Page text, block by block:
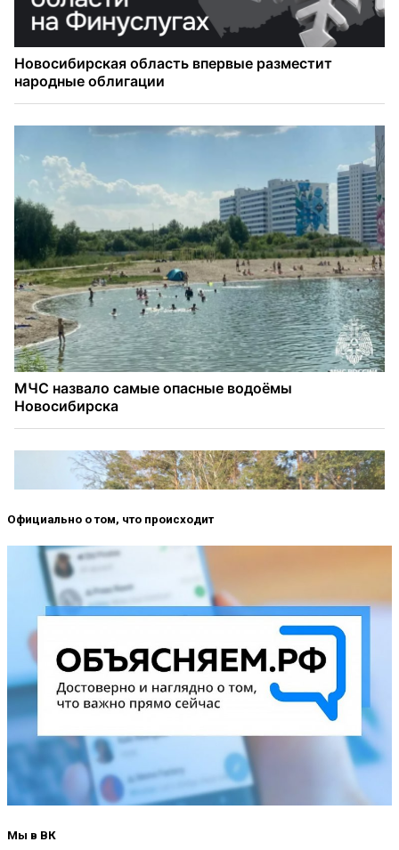
Официально о том, что происходит
Мы в ВК